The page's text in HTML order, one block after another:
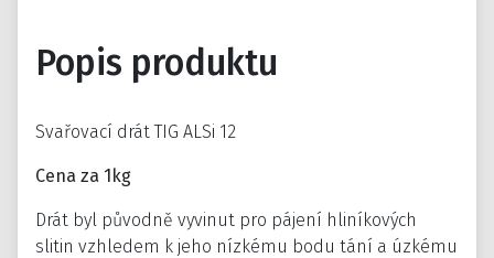
Popis produktu
Svařovací drát TIG ALSi 12
Cena za 1kg
Drát byl původně vyvinut pro pájení hliníkových
slitin vzhledem k jeho nízkému bodu tání a úzkému